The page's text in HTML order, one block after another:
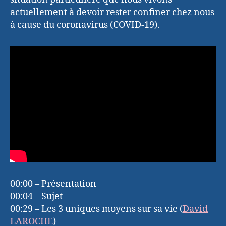
actuellement à devoir rester confiner chez nous
à cause du coronavirus (COVID-19).
00:00 – Présentation
00:04 – Sujet
00:29 – Les 3 uniques moyens sur sa vie (David
LAROCHE)